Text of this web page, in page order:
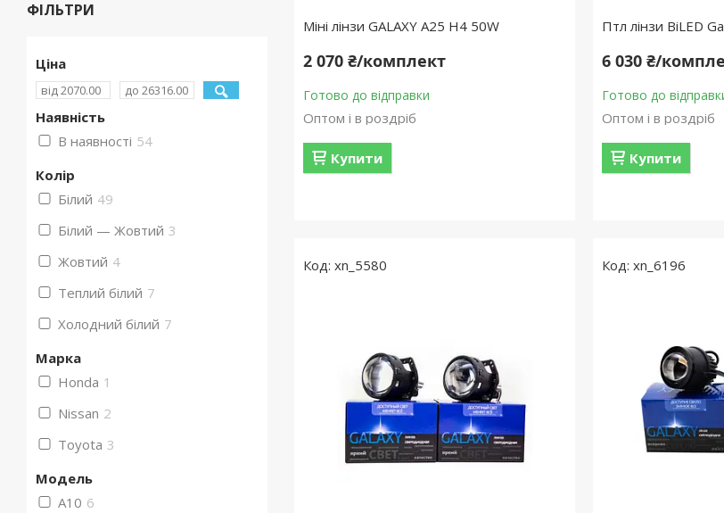
Міні лінзи GALAXY A25 H4 50W
2 070 ₴/комплект
Готово до відправки
Оптом і в роздріб
Купити
Птл лінзи BiLED
6 030 ₴/
Готово до
Оптом і в роздріб
Купити
xn_5580 xn_6196
ФІЛЬТРИ
Ціна
Наявність
В наявності 54
Колір
Білий 49
Білий — Жовтий 3
Жовтий 4
Теплий білий 7
Холодний білий 7
Марка
Honda 1
Nissan 2
Toyota 3
Мoдель
A10 6